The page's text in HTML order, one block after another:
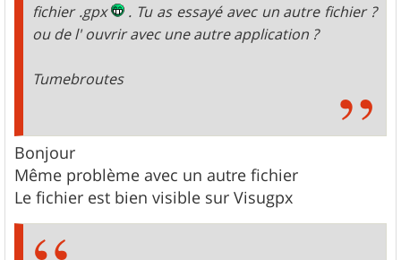
fichier .gpx
. Tu as essayé avec un autre fichier ?
ou de l' ouvrir avec une autre application ?
Tumebroutes
Bonjour
Même problème avec un autre fichier
Le fichier est bien visible sur Visugpx